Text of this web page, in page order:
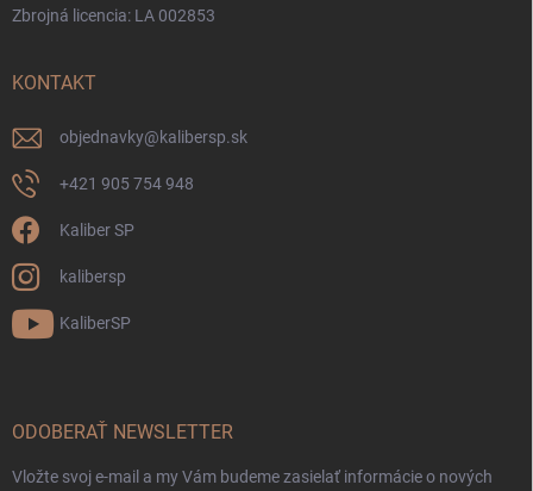
Zbrojná licencia: LA 002853
KONTAKT
objednavky@kalibersp.sk
+421 905 754 948
Kaliber SP
kalibersp
KaliberSP
ODOBERAŤ NEWSLETTER
Vložte svoj e-mail a my Vám budeme zasielať informácie o nových